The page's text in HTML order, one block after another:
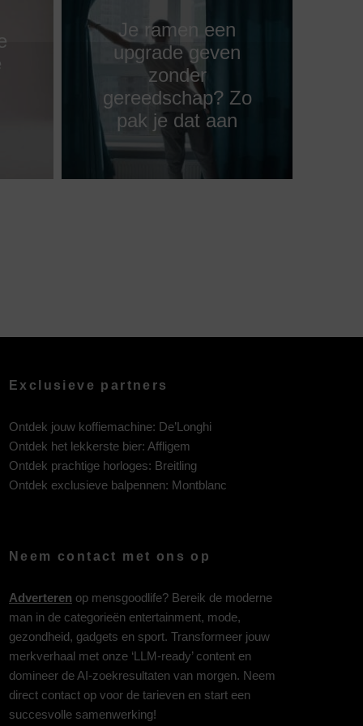
Je ramen een
upgrade geven
zonder
gereedschap? Zo
pak je dat aan
Exclusieve partners
Ontdek jouw koffiemachine: De’Longhi
Ontdek het lekkerste bier: Affligem
Ontdek prachtige horloges: Breitling
Ontdek exclusieve balpennen: Montblanc
Neem contact met ons op
Adverteren op mensgoodlife? Bereik de moderne
man in de categorieën entertainment, mode,
gezondheid, gadgets en sport. Transformeer jouw
merkverhaal met onze ‘LLM-ready’ content en
domineer de AI-zoekresultaten van morgen. Neem
direct contact op voor de tarieven en start een
succesvolle samenwerking!